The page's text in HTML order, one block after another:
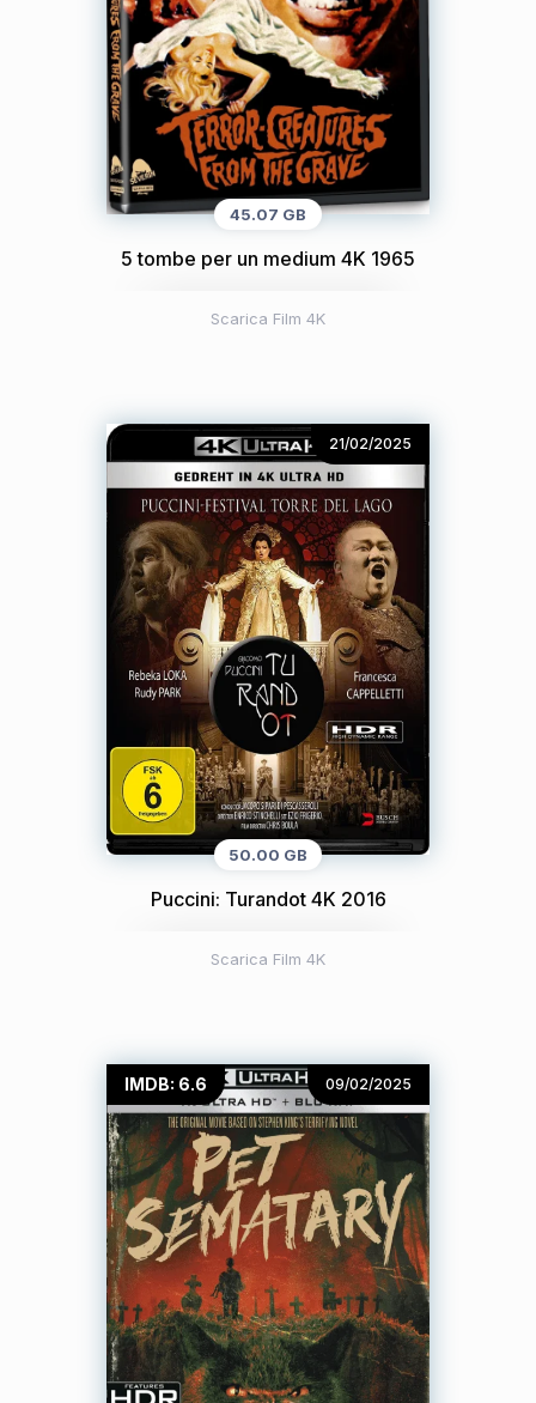
45.07 GB
5 tombe per un medium 4K 1965
Scarica Film 4K
21/02/2025
50.00 GB
Puccini: Turandot 4K 2016
Scarica Film 4K
IMDB: 6.6 09/02/2025